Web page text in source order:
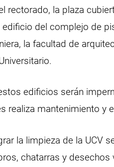
rectorado, la plaza
edificio del complejo de
la facultad de
edificios serán
realiza mantenimiento y
la limpieza de la UCV
chatarras y